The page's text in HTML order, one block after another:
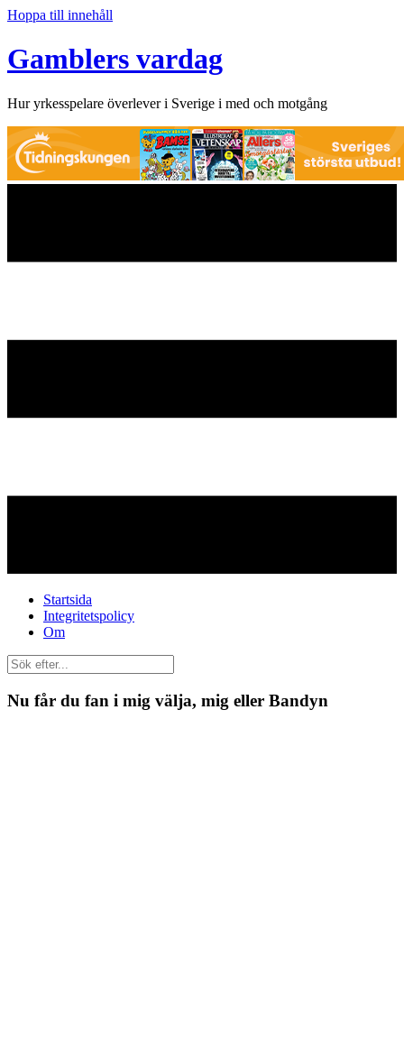
Hoppa till innehåll
Gamblers vardag
Hur yrkesspelare överlever i Sverige i med och motgång
Startsida
Integritetspolicy
Om
Nu får du fan i mig välja, mig eller Bandyn